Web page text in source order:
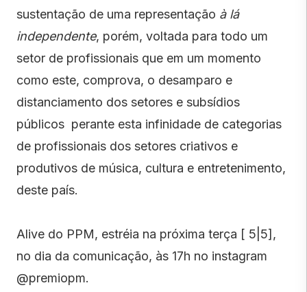
sustentação de uma representação à lá
independente, porém, voltada para todo um
setor de profissionais que em um momento
como este, comprova, o desamparo e
distanciamento dos setores e subsídios
públicos perante esta infinidade de categorias
de profissionais dos setores criativos e
produtivos de música, cultura e entretenimento,
deste país.
Alive do PPM, estréia na próxima terça [ 5|5],
no dia da comunicação, às 17h no instagram
@premiopm.